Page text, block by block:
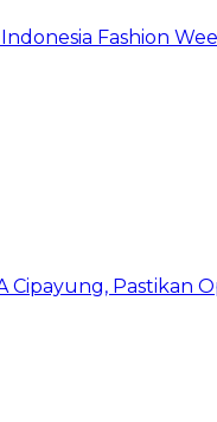
Fashion
Pastikan